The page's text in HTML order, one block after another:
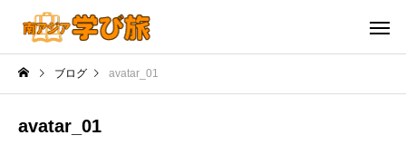
ブログ avatar_01
avatar_01